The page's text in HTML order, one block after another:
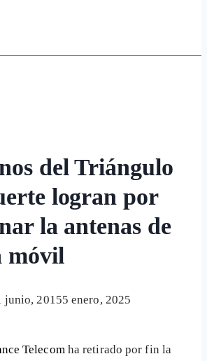
del Triángulo
logran por
la antenas de
móvil
junio, 20155 enero, 2025
Telecomha retirado por fin la